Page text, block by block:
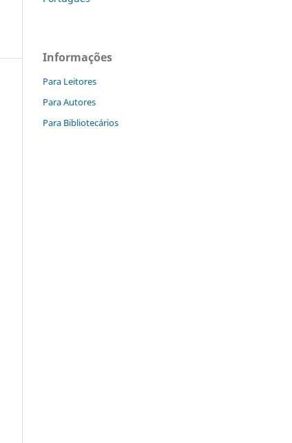
Informações
Para Leitores
Para Autores
Para Bibliotecários